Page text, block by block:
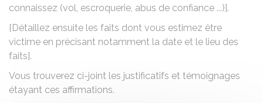
connaissez (vol, escroquerie, abus de confiance ...)].
[Détaillez ensuite les faits dont vous estimez être
victime en précisant notamment la date et le lieu des
faits].
Vous trouverez ci-joint les justificatifs et témoignages
étayant ces affirmations.